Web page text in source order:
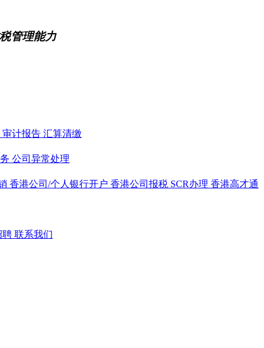
管理能力
审计报告 汇算清缴
公司异常处理
香港公司/个人银行开户 香港公司报税 SCR办理 香港高才通
聘 联系我们